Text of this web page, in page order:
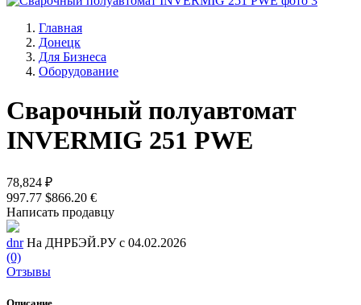
Главная
Донецк
Для Бизнеса
Оборудование
Сварочный полуавтомат
INVERMIG 251 PWE
78,824 ₽
997.77 $866.20 €
Написать продавцу
dnr На ДНРБЭЙ.РУ с 04.02.2026
(0)
Отзывы